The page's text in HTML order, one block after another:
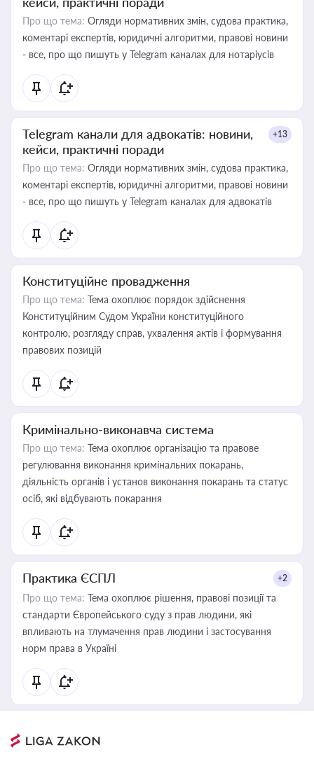
Про що тема: Огляди нормативних змін, судова практика,
коментарі експертів, юридичні алгоритми, правові новини
- все, про що пишуть у Telegram каналах для нотаріусів
Telegram канали для адвокатів: новини,
кейси, практичні поради
+13
Про що тема: Огляди нормативних змін, судова практика,
коментарі експертів, юридичні алгоритми, правові новини
- все, про що пишуть у Telegram каналах для адвокатів
Конституційне провадження
Про що тема: Тема охоплює порядок здійснення
Конституційним Судом України конституційного
контролю, розгляду справ, ухвалення актів і формування
правових позицій
Кримінально-виконавча система
Про що тема: Тема охоплює організацію та правове
регулювання виконання кримінальних покарань,
діяльність органів і установ виконання покарань та статус
осіб, які відбувають покарання
Практика ЄСПЛ +2
Про що тема: Тема охоплює рішення, правові позиції та
стандарти Європейського суду з прав людини, які
впливають на тлумачення прав людини і застосування
норм права в Україні